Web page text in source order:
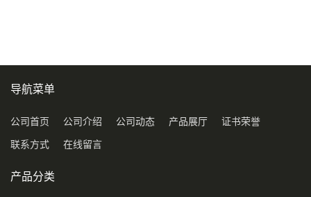
导航菜单
公司首页 公司介绍 公司动态 产品展厅 证书荣誉
联系方式 在线留言
产品分类